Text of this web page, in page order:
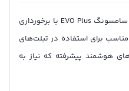
مموری کارت میکرو اس دی 64 گیگ سامسونگ EVO Plus با برخورداری
برای استفاده در تبلت‌های
هوشمند پیشرفته که نیاز به